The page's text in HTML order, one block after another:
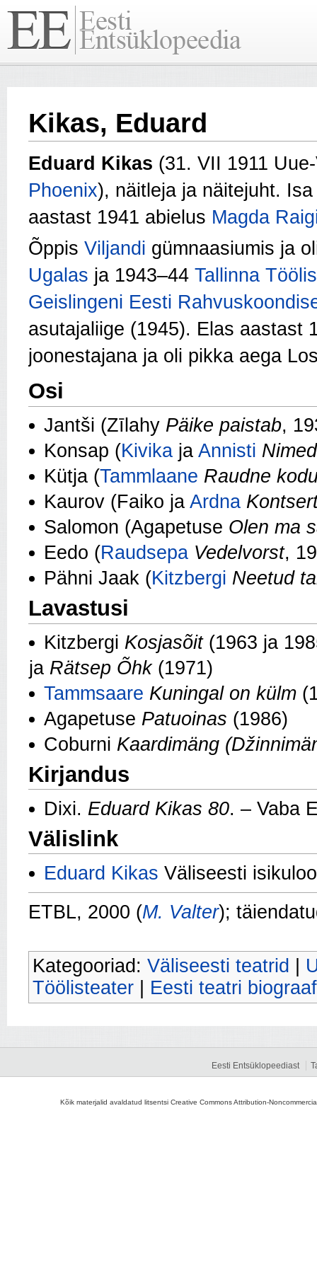
Kikas, Eduard
Eduard Kikas (31. VII 1911
Phoenix), näitleja ja näitejuht.
aastast 1941 abielus Magda
Õppis Viljandi gümnaasiumis ja
Ugalas ja 1943–44 Tallinna
Geislingeni Eesti
asutajaliige (1945). Elas aastast
joonestajana ja oli pikka aega
Osi
Jantši (Zīlahy Päike paistab,
Konsap (Kivika ja Annisti
Kütja (Tammlaane Raudne
Kaurov (Faiko ja Ardna
Salomon (Agapetuse Olen ma
Eedo (Raudsepa Vedelvorst,
Pähni Jaak (Kitzbergi Neetud
Lavastusi
Kitzbergi Kosjasõit(1963 ja
ja Rätsep Õhk(1971)
Tammsaare Kuningal on külm
Agapetuse Patuoinas (1986)
Coburni Kaardimäng
Kirjandus
Dixi. Eduard Kikas 80. – Vaba
Välislink
Eduard Kikas Väliseesti
ETBL, 2000 (M. Valter);
Kategooriad: Väliseesti teatrid
Töölisteater
Eesti teatri
Eesti Entsüklopeediast
Kõik materjalid avaldatud litsentsi Creative Commons Attribution-